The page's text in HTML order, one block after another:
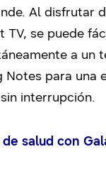
Al disfrutar
TV, se puede
a un
Notes para una
interrupción.
salud con